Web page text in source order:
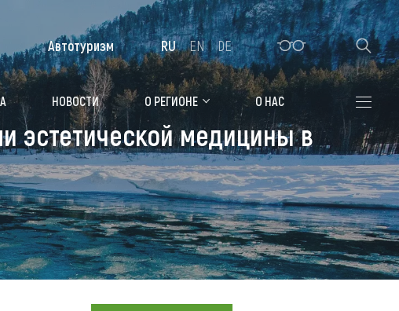
Алтайская зимовка
Где остановиться
Санатории
Гостиницы, отели
Коттеджи, базы
Сельские усадьбы
Мотели, придорожные отели
НОВОСТИ О РЕГИОНЕ О НАС
Автотуризм RU EN DE
эстетической медицины в